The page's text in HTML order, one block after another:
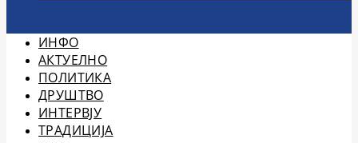
ИНФО
АКТУЕЛНО
ПОЛИТИКА
ДРУШТВО
ИНТЕРВЈУ
ТРАДИЦИЈА